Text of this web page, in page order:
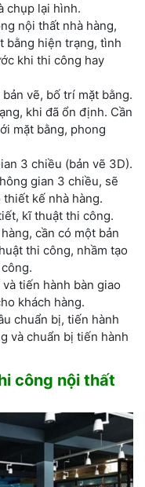
chụp lại hình.
nội thất nhà hàng,
bằng hiện trạng, tình
khi thi công hay
vẽ, bố trí mặt bằng.
khi đã ổn định. Cần
mặt bằng, phong
3 chiều (bản vẽ 3D).
gian 3 chiều, sẽ
kế nhà hàng.
kĩ thuật thi công.
cần có một bản
thi công, nhầm tạo
tiến hành bàn giao
khách hàng.
chuẩn bị, tiến hành
và chuẩn bị tiến hành
công nội thất